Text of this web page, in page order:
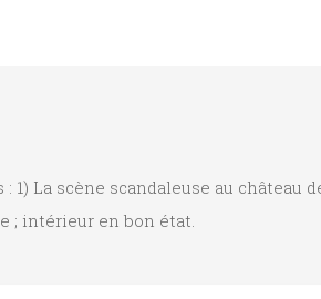
1) La scène scandaleuse au château
; intérieur en bon état.